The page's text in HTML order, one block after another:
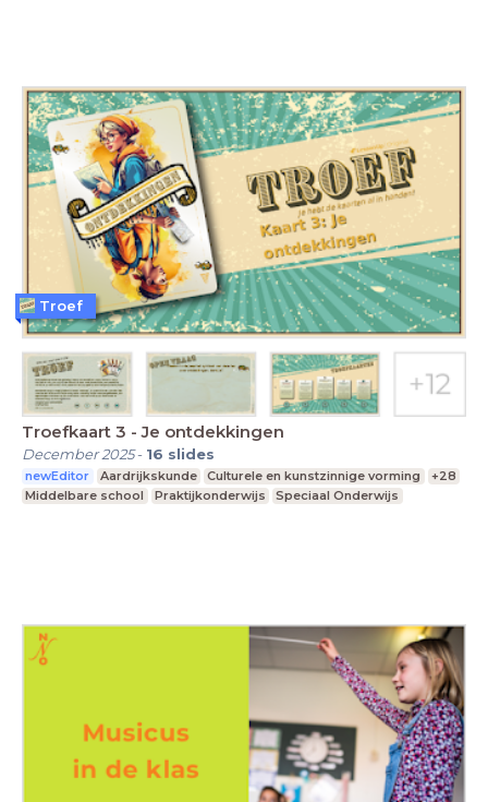
Troefkaart 3 - Je ontdekkingen
December 2025- 16 slides
newEditor Aardrijkskunde Culturele en kunstzinnige vorming
+28
Middelbare school
Praktijkonderwijs Speciaal Onderwijs
Troef